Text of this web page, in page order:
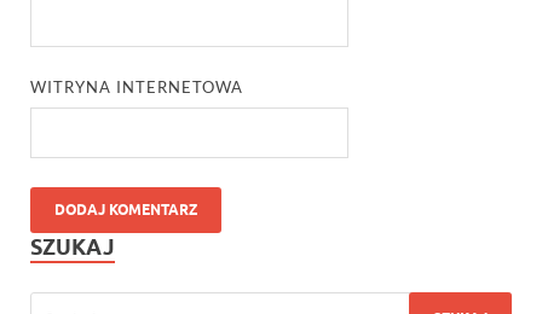
WITRYNA INTERNETOWA
SZUKAJ